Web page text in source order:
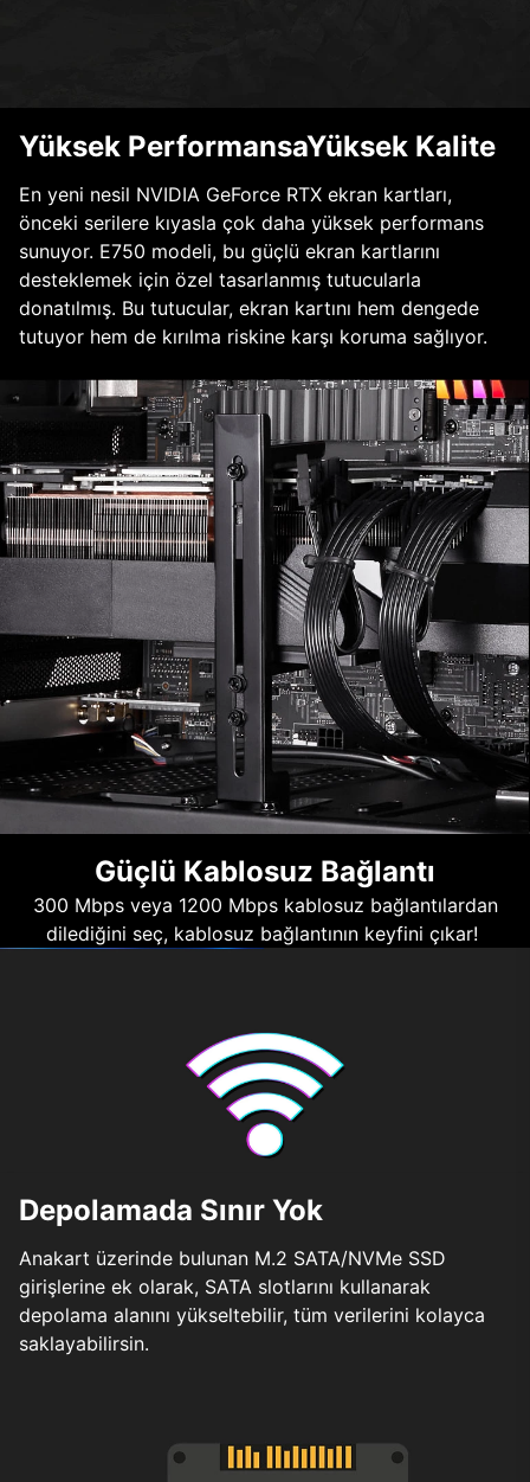
Yüksek PerformansaYüksek Kalite
En yeni nesil NVIDIA GeForce RTX ekran kartları,
önceki serilere kıyasla çok daha yüksek performans
sunuyor. E750 modeli, bu güçlü ekran kartlarını
desteklemek için özel tasarlanmış tutucularla
donatılmış. Bu tutucular, ekran kartını hem dengede
tutuyor hem de kırılma riskine karşı koruma sağlıyor.
Güçlü Kablosuz Bağlantı
300 Mbps veya 1200 Mbps kablosuz bağlantılardan
dilediğini seç, kablosuz bağlantının keyfini çıkar!
Depolamada Sınır Yok
Anakart üzerinde bulunan M.2 SATA/NVMe SSD
girişlerine ek olarak, SATA slotlarını kullanarak
depolama alanını yükseltebilir, tüm verilerini kolayca
saklayabilirsin.